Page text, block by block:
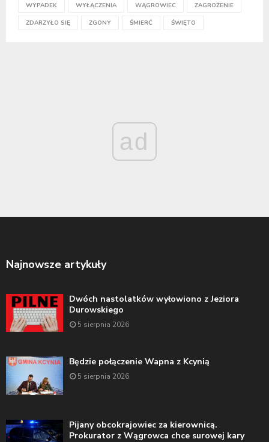
WYPADEK WYŁĄCZENIA WĄGROWIEC ZAGROŻENIE
ZDARZYŁO SIĘ ZGONY ŚMIERĆ ŚWIĘTO
ad
Najnowsze artykuły
Dwóch nastolatków wyłowiono z Jeziora
Durowskiego
5 sierpnia 2026
Będzie połączenie Wapna z Kcynią
5 sierpnia 2026
Pijany obcokrajowiec za kierownicą.
Prokurator z Wągrowca chce surowej kary